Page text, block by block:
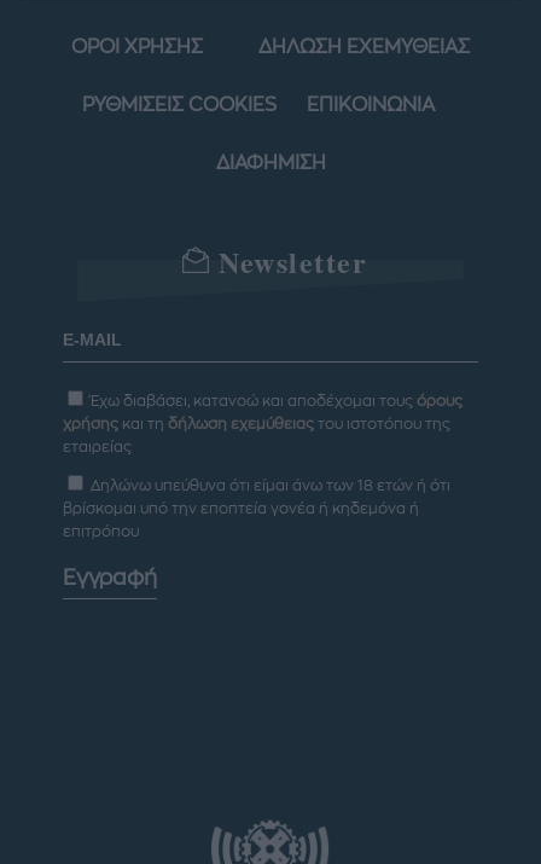
ΟΡΟΙ ΧΡΗΣΗΣ ΔΗΛΩΣΗ ΕΧΕΜΥΘΕΙΑΣ
ΡΥΘΜΙΣΕΙΣ COOKIES ΕΠΙΚΟΙΝΩΝΙΑ
ΔΙΑΦΗΜΙΣΗ
Newsletter
Έχω διαβάσει, κατανοώ και αποδέχομαι τους όρους
χρήσης και τη δήλωση εχεμύθειας του ιστοτόπου της
εταιρείας
Δηλώνω υπεύθυνα ότι είμαι άνω των 18 ετών ή ότι
βρίσκομαι υπό την εποπτεία γονέα ή κηδεμόνα ή
επιτρόπου
Εγγραφή